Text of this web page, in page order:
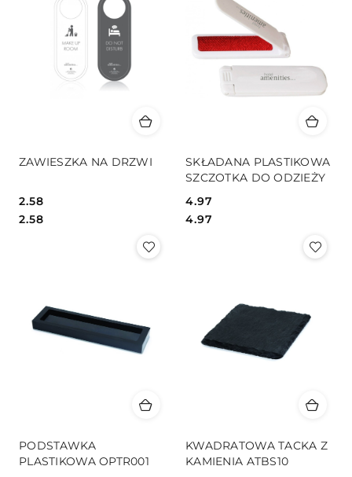
ZAWIESZKA NA DRZWI
Cena:
2.58
Cena:
2.58
SKŁADANA PLASTIKOWA
SZCZOTKA DO ODZIEŻY
Cena:
4.97
Cena:
4.97
PODSTAWKA
PLASTIKOWA OPTR001
KWADRATOWA TACKA Z
KAMIENIA ATBS10